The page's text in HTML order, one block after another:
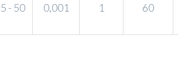
- 50 0,001 1 60